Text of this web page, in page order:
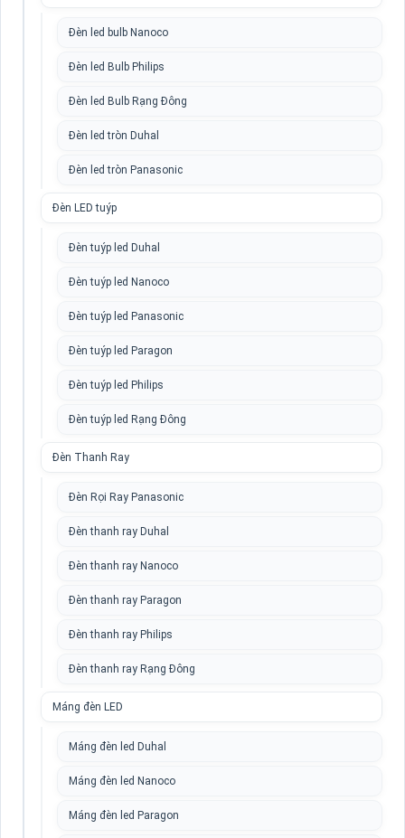
Đèn led bulb Nanoco
Đèn led Bulb Philips
Đèn led Bulb Rạng Đông
Đèn led tròn Duhal
Đèn led tròn Panasonic
Đèn LED tuýp
Đèn tuýp led Duhal
Đèn tuýp led Nanoco
Đèn tuýp led Panasonic
Đèn tuýp led Paragon
Đèn tuýp led Philips
Đèn tuýp led Rạng Đông
Đèn Thanh Ray
Đèn Rọi Ray Panasonic
Đèn thanh ray Duhal
Đèn thanh ray Nanoco
Đèn thanh ray Paragon
Đèn thanh ray Philips
Đèn thanh ray Rạng Đông
Máng đèn LED
Máng đèn led Duhal
Máng đèn led Nanoco
Máng đèn led Paragon